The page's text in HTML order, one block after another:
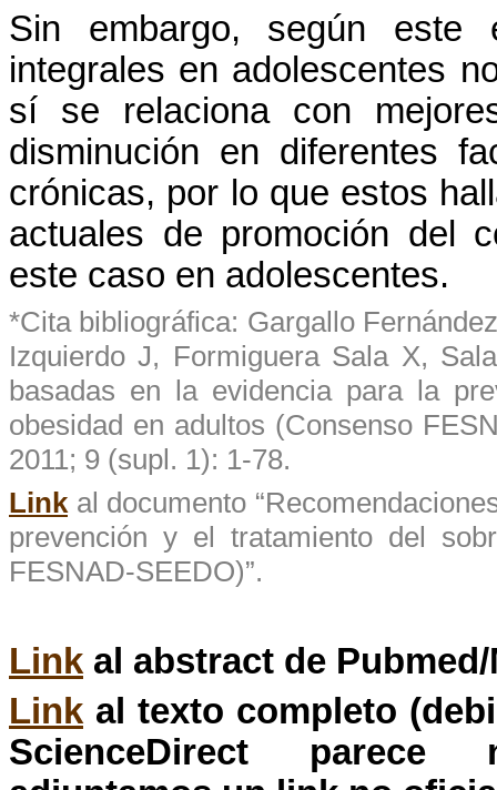
Sin embargo, según este
integrales en adolescentes
sí se relaciona con
disminución en diferentes
crónicas, por lo que estos
actuales de promoción del
este caso en adolescentes.
*Cita bibliográfica: Gargallo
Izquierdo J, Formiguera Sala X,
basadas en la evidencia para la
obesidad en adultos (Consenso
2011; 9 (supl. 1): 1-78.
Link al documento “
prevención y eltratamiento del
FESNAD-SEEDO)”.
Link al abstract de Pubmed/
Link altexto completo (
ScienceDirect
parece